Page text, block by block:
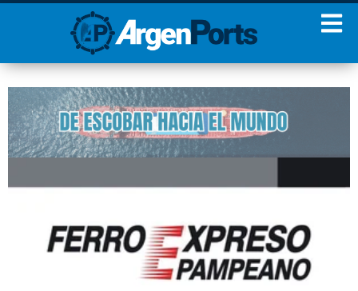
¡Sumate a nuestro
Newsletter!
Nombre Apellidos
condiciones y políticas de
privacidad.